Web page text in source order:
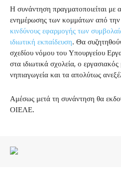
Η συνάντηση πραγματοποιείται
ενημέρωσης των κομμάτων από
κινδύνους εφαρμογής των
ιδιωτική εκπαίδευση. Θα
σχεδίου νόμου του Υπουργείου
στα ιδιωτικά σχολεία, ο
νηπιαγωγεία και τα απολύτως
Αμέσως μετά τη συνάντηση θα
ΟΙΕΛΕ.